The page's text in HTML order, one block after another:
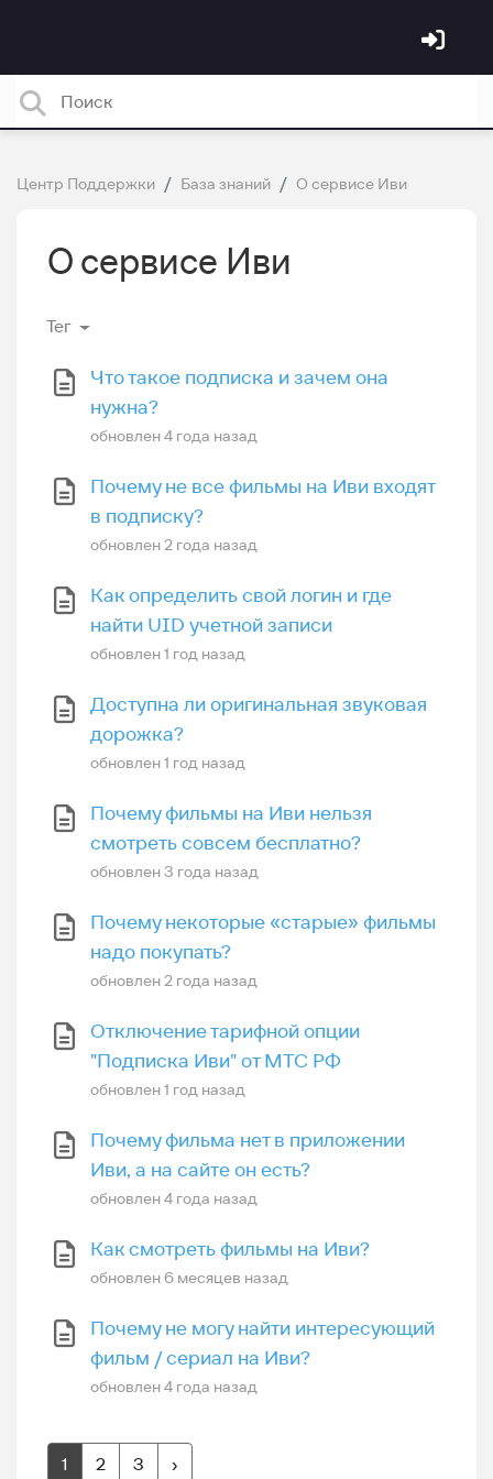
Центр Поддержки База знаний О сервисе Иви
О сервисе Иви
Тег
Что такое подписка и зачем она
нужна?
обновлен4 года назад
Почему не все фильмы на Иви входят
в подписку?
обновлен2 года назад
Как определить свой логин и где
найти UID учетной записи
обновлен1 год назад
Доступна ли оригинальная звуковая
дорожка?
обновлен1 год назад
Почему фильмы на Иви нельзя
смотреть совсем бесплатно?
обновлен3 года назад
Почему некоторые «старые» фильмы
надо покупать?
обновлен2 года назад
Отключение тарифной опции
"Подписка Иви" от МТС РФ
обновлен1 год назад
Почему фильма нет в приложении
Иви, а на сайте он есть?
обновлен4 года назад
Как смотреть фильмы на Иви?
обновлен6 месяцев назад
Почему не могу найти интересующий
фильм / сериал на Иви?
обновлен4 года назад
1 2 3 ›